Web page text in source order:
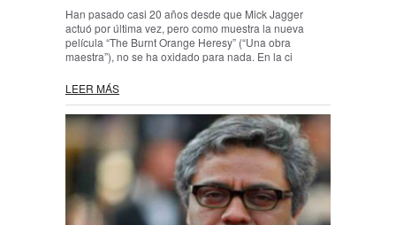
Han pasado casi 20 años desde que Mick Jagger
actuó por última vez, pero como muestra la nueva
película “The Burnt Orange Heresy” (“Una obra
maestra”), no se ha oxidado para nada. En la ci
LEER MÁS